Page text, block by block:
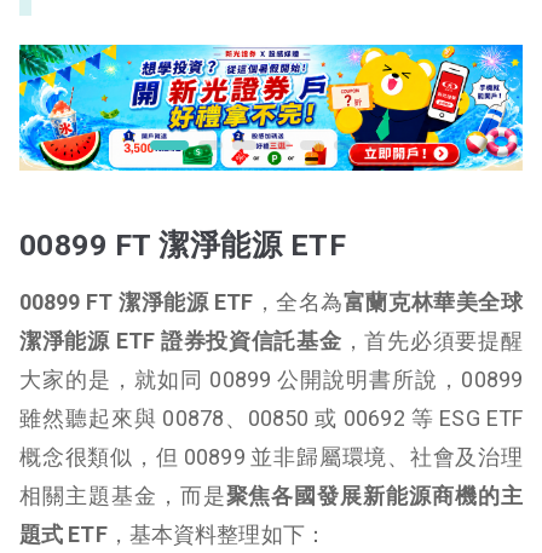
00899 FT 潔淨能源 ETF
00899 FT 潔淨能源 ETF ，全名為富蘭克林華美全球
潔淨能源 ETF 證券投資信託基金 ，首先必須要提醒
大家的是，就如同 00899 公開說明書所說，00899
雖然聽起來與 00878、00850 或 00692 等 ESG ETF
概念很類似，但 00899 並非歸屬環境、社會及治理
相關主題基金，而是聚焦各國發展新能源商機的主
題式 ETF，基本資料整理如下：